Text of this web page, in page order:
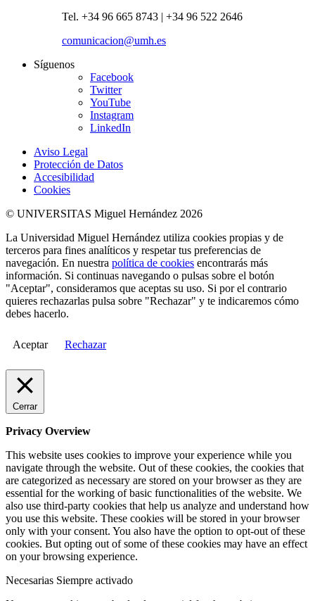
Tel. +34 96 665 8743 | +34 96 522 2646
comunicacion@umh.es
Síguenos
Facebook
Twitter
YouTube
Instagram
LinkedIn
Aviso Legal
Protección de Datos
Accesibilidad
Cookies
© UNIVERSITAS Miguel Hernández 2026
La Universidad Miguel Hernández utiliza cookies propias y de
terceros para fines analíticos y respetar tus preferencias de
navegación. En nuestra política de cookies encontrarás más
información. Si continuas navegando o pulsas sobre el botón
"Aceptar", consideramos que aceptas su uso. Si por el contrario
quieres rechazarlas pulsa sobre "Rechazar" y te indicaremos cómo
debes hacerlo.
Aceptar Rechazar
Cerrar
Privacy Overview
This website uses cookies to improve your experience while you
navigate through the website. Out of these cookies, the cookies that
are categorized as necessary are stored on your browser as they are
essential for the working of basic functionalities of the website. We
also use third-party cookies that help us analyze and understand how
you use this website. These cookies will be stored in your browser
only with your consent. You also have the option to opt-out of these
cookies. But opting out of some of these cookies may have an effect
on your browsing experience.
Necesarias Siempre activado